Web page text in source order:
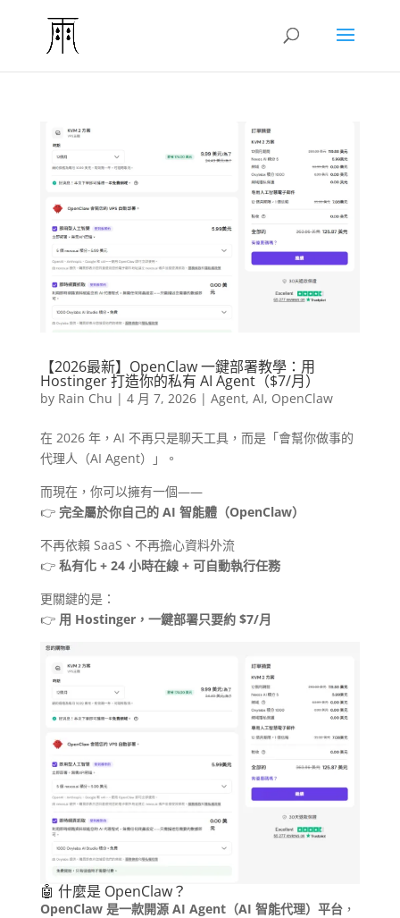
【2026最新】OpenClaw 一鍵部署教學：用
Hostinger 打造你的私有 AI Agent（$7/月）
by Rain Chu | 4 月 7, 2026| Agent, AI, OpenClaw
在 2026 年，AI 不再只是聊天工具，而是「會幫你做事的
代理人（AI Agent）」。
而現在，你可以擁有一個——
👉 完全屬於你自己的 AI 智能體（OpenClaw）
不再依賴 SaaS、不再擔心資料外流
👉 私有化 + 24 小時在線 + 可自動執行任務
更關鍵的是：
👉 用 Hostinger，一鍵部署只要約 $7/月
🤖 什麼是 OpenClaw？
OpenClaw 是一款開源 AI Agent（AI 智能代理）平台，